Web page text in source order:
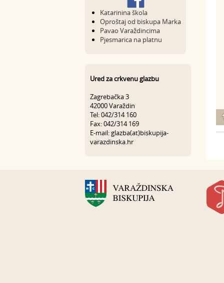
Katarinina škola
Oproštaj od biskupa Marka
Pavao Varaždincima
Pjesmarica na platnu
Ured za crkvenu glazbu
Zagrebačka 3
42000 Varaždin
Tel: 042/314 160
Fax: 042/314 169
E-mail: glazba(at)biskupija-
varazdinska.hr